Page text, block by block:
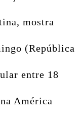
mostra
(República
entre 18
América